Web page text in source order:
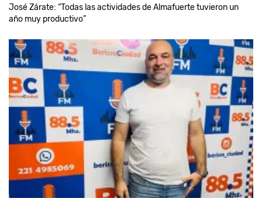
José Zárate: “Todas las actividades de Almafuerte tuvieron un
año muy productivo”